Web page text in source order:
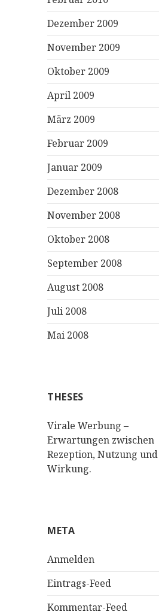
Dezember 2009
November 2009
Oktober 2009
April 2009
März 2009
Februar 2009
Januar 2009
Dezember 2008
November 2008
Oktober 2008
September 2008
August 2008
Juli 2008
Mai 2008
THESES
Virale Werbung –
Erwartungen zwischen
Rezeption, Nutzung und
Wirkung.
META
Anmelden
Eintrags-Feed
Kommentar-Feed